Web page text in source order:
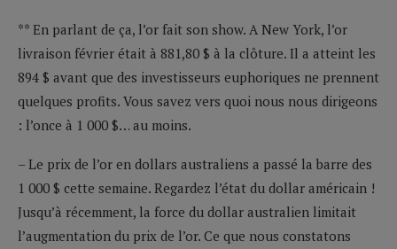
** En parlant de ça, l’or fait son show. A New York, l’or
livraison février était à 881,80 $ à la clôture. Il a atteint les
894 $ avant que des investisseurs euphoriques ne prennent
quelques profits. Vous savez vers quoi nous nous dirigeons
: l’once à 1 000 $… au moins.
– Le prix de l’or en dollars australiens a passé la barre des
1 000 $ cette semaine. Regardez l’état du dollar américain !
Jusqu’à récemment, la force du dollar australien limitait
l’augmentation du prix de l’or. Ce que nous constatons